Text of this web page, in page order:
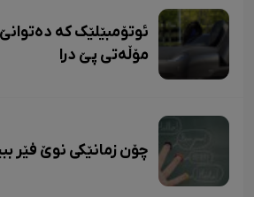
ئوتۆمبێلێک کە
مۆڵەتی پێ درا
چۆن زمانێکی نوێ فێر